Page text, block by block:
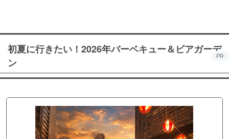
初夏に行きたい！2026年バーベキュー＆ビアガーデ
ン
PR